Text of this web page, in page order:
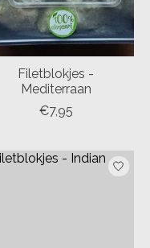
Filetblokjes -
Mediterraan
€7,95